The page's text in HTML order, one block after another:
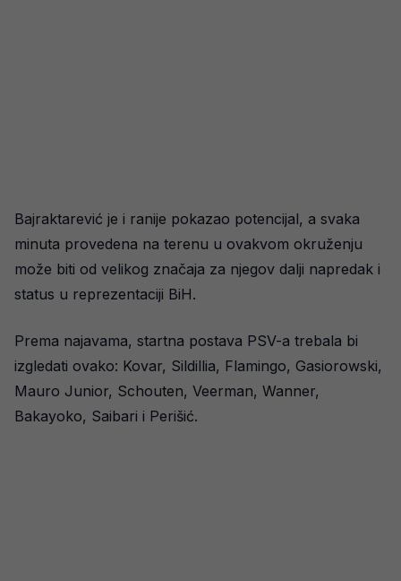
Bajraktarević je i ranije pokazao potencijal, a svaka
minuta provedena na terenu u ovakvom okruženju
može biti od velikog značaja za njegov dalji napredak i
status u reprezentaciji BiH.
Prema najavama, startna postava PSV-a trebala bi
izgledati ovako: Kovar, Sildillia, Flamingo, Gasiorowski,
Mauro Junior, Schouten, Veerman, Wanner,
Bakayoko, Saibari i Perišić.